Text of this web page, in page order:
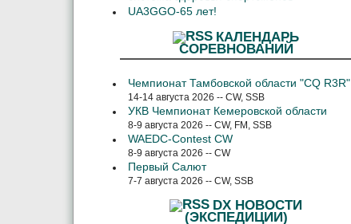
UA3GGO-65 лет!
КАЛЕНДАРЬ
СОРЕВНОВАНИЙ
Чемпионат Тамбовской области "CQ R3R"
14-14 августа 2026 -- CW, SSB
УКВ Чемпионат Кемеровской области
8-9 августа 2026 -- CW, FM, SSB
WAEDC-Contest CW
8-9 августа 2026 -- CW
Первый Салют
7-7 августа 2026 -- CW, SSB
DX НОВОСТИ
(ЭКСПЕДИЦИИ)